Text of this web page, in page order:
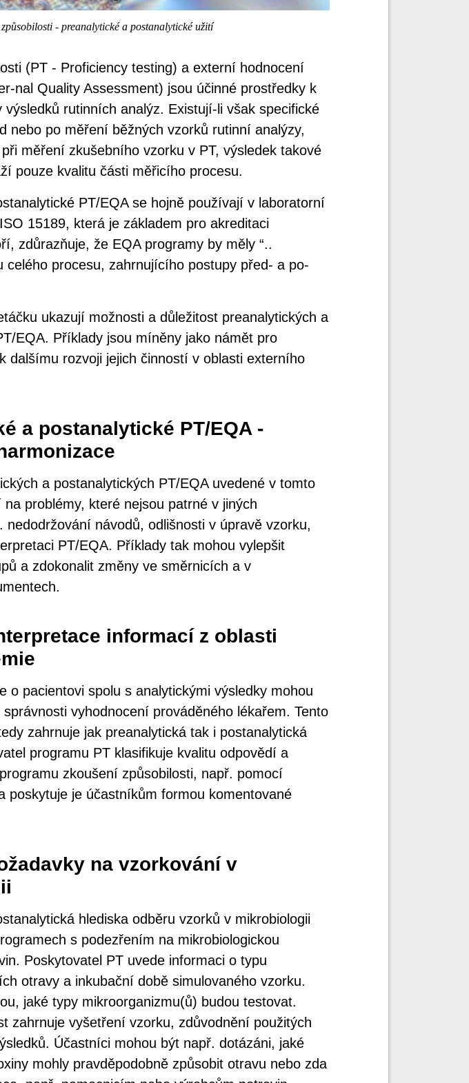
- preanalytické a postanalytické užití
(PT - Proficiency testing) a externí hodnocení
nal Quality Assessment) jsou účinné prostředky k
výsledků rutinních analýz. Existují-li však specifické
nebo po měření běžných vzorků rutinní analýzy,
měření zkušebního vzorku v PT, výsledek takové
pouze kvalitu části měřicího procesu.
PT/EQA se hojně používají v laboratorní
15189, která je základem pro akreditaci
zdůrazňuje, že EQA programy by měly “..
celého procesu, zahrnujícího postupy před- a po-
ukazují možnosti a důležitost preanalytických a
EQA. Příklady jsou míněny jako námět pro
dalšímu rozvoji jejich činností v oblasti externího
a postanalytické PT/EQA -
a postanalytických PT/EQA uvedené v tomto
na problémy, které nejsou patrné v jiných
nedodržování návodů, odlišnosti v úpravě vzorku,
PT/EQA. Příklady tak mohou vylepšit
a zdokonalit změny ve směrnicích a v
informací z oblasti
o pacientovi spolu s analytickými výsledky mohou
vyhodnocení prováděného lékařem. Tento
zahrnuje jak preanalytická tak i postanalytická
programu PT klasifikuje kvalitu odpovědí a
zkoušení způsobilosti, např. pomocí
poskytuje je účastníkům formou komentované
na vzorkování v
hlediska odběru vzorků v mikrobiologii
s podezřením na mikrobiologickou
Poskytovatel PT uvede informaci o typu
otravy a inkubační době simulovaného vzorku.
jaké typy mikroorganizmu(ů) budou testovat.
zahrnuje vyšetření vzorku, zdůvodnění použitých
Účastníci mohou být např. dotázáni, jaké
mohly pravděpodobně způsobit otravu nebo zda